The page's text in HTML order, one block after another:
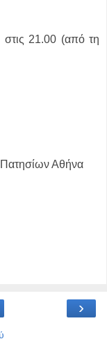
στις 21.00 (από τη
Πατησίων Αθήνα
›